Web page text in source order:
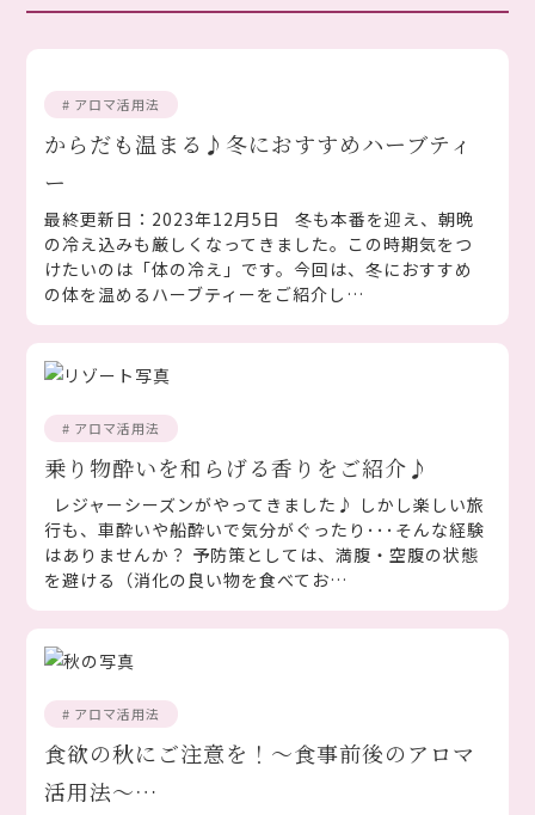
# アロマ活用法
からだも温まる♪冬におすすめハーブティ
ー
最終更新日：2023年12月5日 冬も本番を迎え、朝晩
の冷え込みも厳しくなってきました。この時期気をつ
けたいのは「体の冷え」です。今回は、冬におすすめ
の体を温めるハーブティーをご紹介し…
# アロマ活用法
乗り物酔いを和らげる香りをご紹介♪
レジャーシーズンがやってきました♪ しかし楽しい旅
行も、車酔いや船酔いで気分がぐったり･･･そんな経験
はありませんか？ 予防策としては、満腹・空腹の状態
を避ける（消化の良い物を食べてお…
# アロマ活用法
食欲の秋にご注意を！～食事前後のアロマ
活用法～…